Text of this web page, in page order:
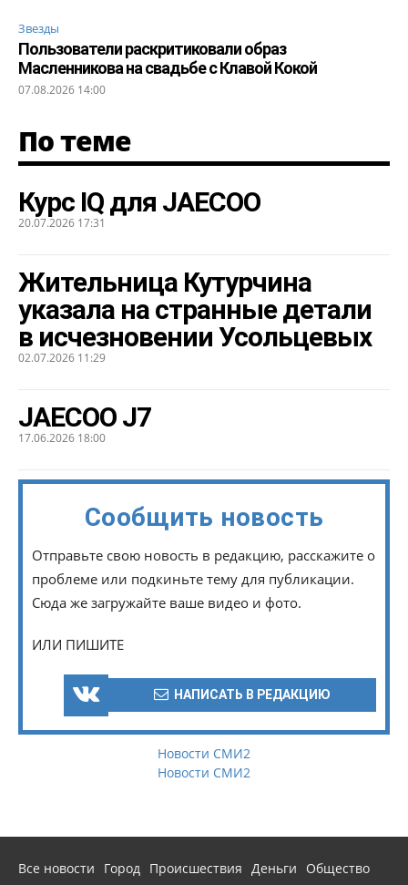
Звезды
Пользователи раскритиковали образ
Масленникова на свадьбе с Клавой Кокой
07.08.2026 14:00
По теме
Курс IQ для JAECOO
20.07.2026 17:31
Жительница Кутурчина
указала на странные детали
в исчезновении Усольцевых
02.07.2026 11:29
JAECOO J7
17.06.2026 18:00
Сообщить новость
Отправьте свою новость в редакцию, расскажите о
проблеме или подкиньте тему для публикации.
Сюда же загружайте ваше видео и фото.
ИЛИ ПИШИТЕ
НАПИСАТЬ В РЕДАКЦИЮ
Новости СМИ2
Новости СМИ2
Все новости Город Происшествия Деньги
Общество